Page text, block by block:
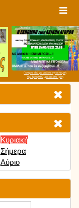
Πατήστε εδώ για να δείτε την εκπομπή
την Τρίτη 9:00 μμ και κάθε Τρίτη
Κυριακή
Σήμερα
Αύριο